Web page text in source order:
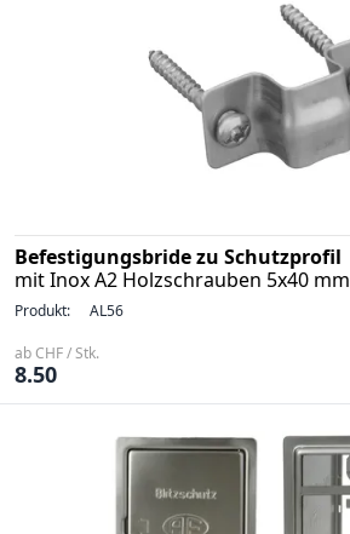
Befestigungsbride zu Schutzprofil
mit Inox A2 Holzschrauben 5x40 mm
Produkt: AL56
ab CHF / Stk.
8.50